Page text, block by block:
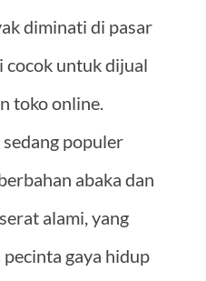
diminati di pasar
cocok untuk dijual
toko online.
populer
abaka dan
alami, yang
gaya hidup